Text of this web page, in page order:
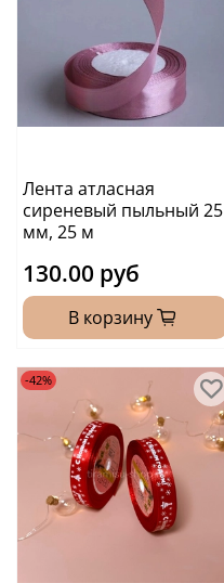
Лента атласная
сиреневый пыльный 25
мм, 25 м
130.00 руб
В корзину
-42%